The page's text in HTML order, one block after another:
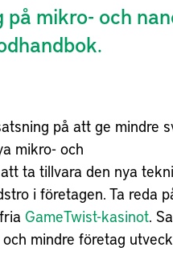
mikro- och
på att ge mindre
mikro- och
ta tillvara den nya
i företagen. Ta reda
GameTwist-kasinot.
mindre företag